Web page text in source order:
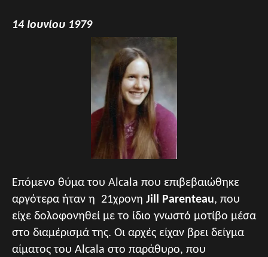
14 Ιουνίου 1979
Επόμενο θύμα του Alcala που επιβεβαιώθηκε
αργότερα ήταν η 21χρονη Jill Parenteau, που
είχε δολοφονηθεί με το ίδιο γνωστό μοτίβο μέσα
στο διαμέρισμά της. Οι αρχές είχαν βρει δείγμα
αίματος του Alcala στο παράθυρο, που